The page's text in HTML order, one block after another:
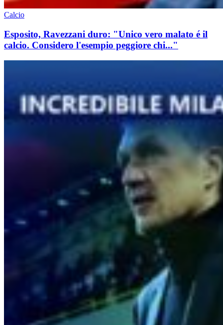
Calcio
Esposito, Ravezzani duro: "Unico vero malato é il
calcio. Considero l'esempio peggiore chi..."